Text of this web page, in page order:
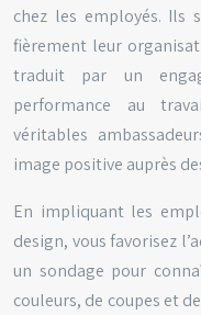
chez les employés. Ils
fièrement leur
traduit par un
performance au
véritables
image positive auprès
En impliquant les
design, vous favorisez
un sondage pour
couleurs, de coupes et